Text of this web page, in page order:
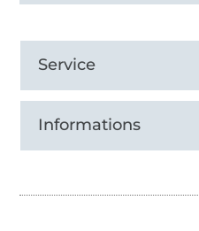
Service
Informations